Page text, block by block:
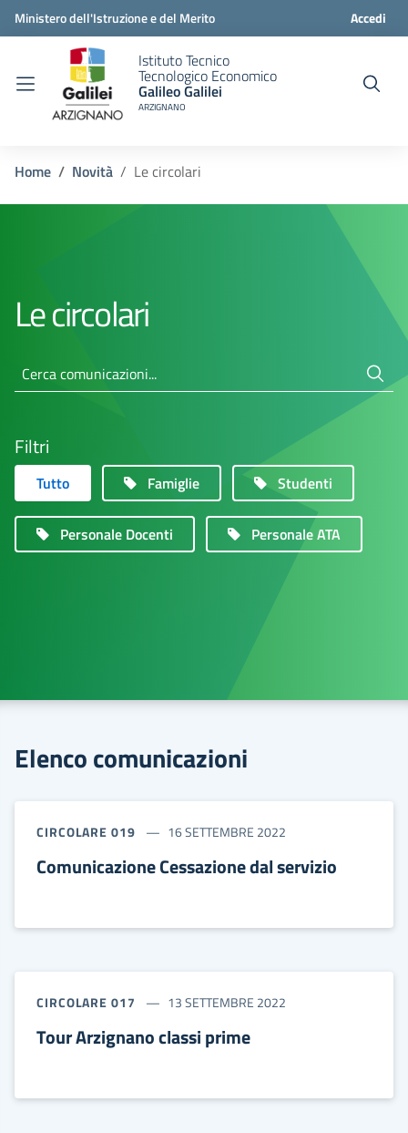
Ministero dell'Istruzione e del Merito Accedi
Istituto Tecnico
Tecnologico Economico
Galileo Galilei
ARZIGNANO
Home Novità Le circolari
Le circolari
Cerca comunicazioni...
Filtri
Tutto Famiglie Studenti
Personale Docenti Personale ATA
Elenco comunicazioni
CIRCOLARE 019 16 SETTEMBRE 2022
Comunicazione Cessazione dal servizio
CIRCOLARE 017 13 SETTEMBRE 2022
Tour Arzignano classi prime